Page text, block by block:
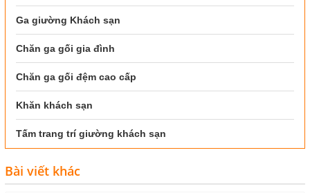
Ga giường Khách sạn
Chăn ga gối gia đình
Chăn ga gối đệm cao cấp
Khăn khách sạn
Tấm trang trí giường khách sạn
Bài viết khác